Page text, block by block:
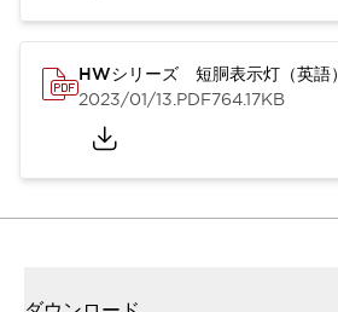
HWシリーズ 短胴表示灯（英語）
2023/01/13.PDF764.17KB